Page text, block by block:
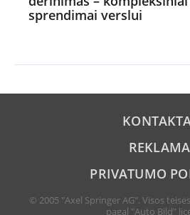
sprendimai verslui
REKLAMA
PRIVATUMO
© 2005 "Axel Springer AG". Visos
pagal "Auto Bild"